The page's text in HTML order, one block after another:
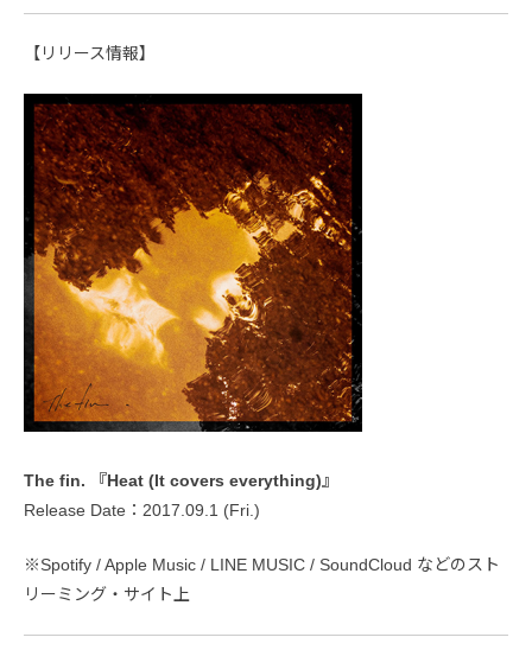
【リリース情報】
The fin. 『Heat (It covers everything)』
Release Date：2017.09.1 (Fri.)
※Spotify / Apple Music / LINE MUSIC / SoundCloud などのスト
リーミング・サイト上